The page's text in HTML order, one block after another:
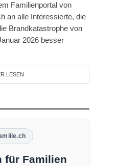
Familienportal von
an alle Interessierte, die
Brandkatastrophe von
2026 besser
LESEN
für Familien